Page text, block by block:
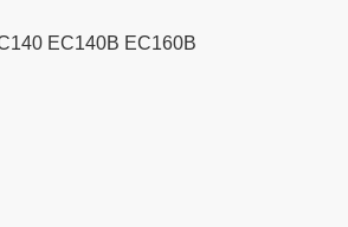
EC140B EC160B